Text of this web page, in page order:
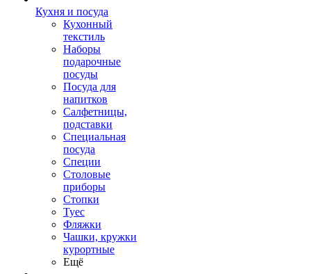
Кухня и посуда
Кухонный
текстиль
Наборы
подарочные
посуды
Посуда для
напитков
Салфетницы,
подставки
Специальная
посуда
Специи
Столовые
приборы
Стопки
Туес
Фляжки
Чашки, кружки
курортные
Ещё